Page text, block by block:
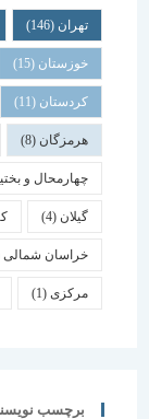
همدان
خوزستان(15)
کردستان(11)
هرمزگان(8) فارس
چهارمحال و بختیاری (4)
کرمان
خراسان شمالی(2)
(1)
برچسب نویسندگان